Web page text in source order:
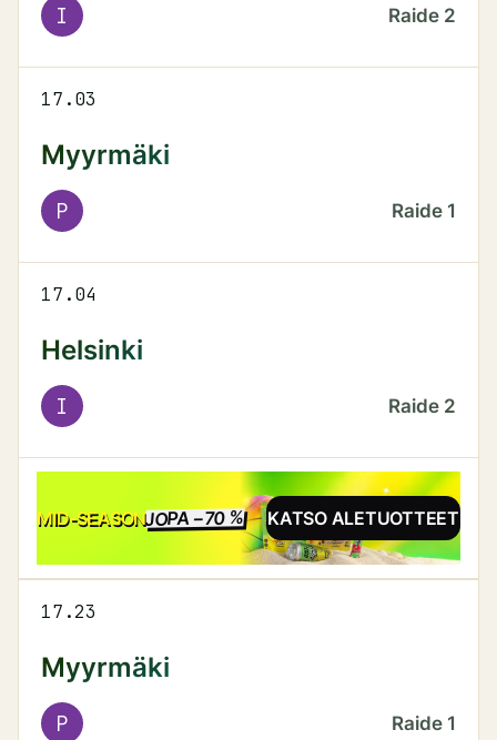
I Raide 2
17.03
Myyrmäki
P Raide 1
17.04
Helsinki
I Raide 2
MID-SEASONJOPA −70 %ALEKATSO ALETUOTTEET
17.23
Myyrmäki
P Raide 1